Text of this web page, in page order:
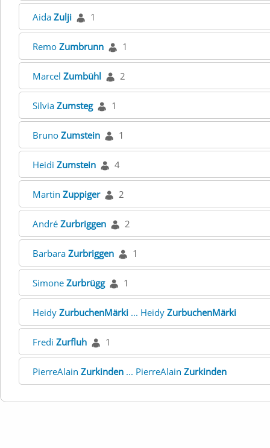
Aida Zulji 1
Remo Zumbrunn 1
Marcel Zumbühl 2
Silvia Zumsteg 1
Bruno Zumstein 1
Heidi Zumstein 4
Martin Zuppiger 2
André Zurbriggen 2
Barbara Zurbriggen 1
Simone Zurbrügg 1
Heidy ZurbuchenMärki ... Heidy ZurbuchenMärki
Fredi Zurfluh 1
PierreAlain Zurkinden ... PierreAlain Zurkinden